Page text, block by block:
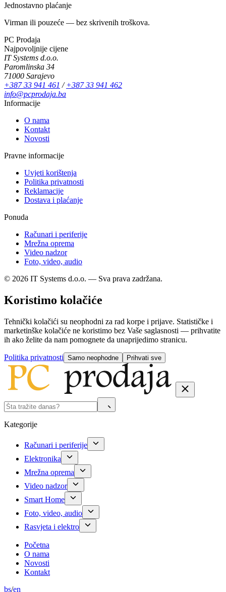
Jednostavno plaćanje
Virman ili pouzeće — bez skrivenih troškova.
PC Prodaja
Najpovoljnije cijene
IT Systems d.o.o.
Paromlinska 34
71000 Sarajevo
+387 33 941 461 /+387 33 941 462
info@pcprodaja.ba
Informacije
O nama
Kontakt
Novosti
Pravne informacije
Uvjeti korištenja
Politika privatnosti
Reklamacije
Dostava i plaćanje
Ponuda
Računari i periferije
Mrežna oprema
Video nadzor
Foto, video, audio
© 2026 IT Systems d.o.o. — Sva prava zadržana.
Koristimo kolačiće
Tehnički kolačići su neophodni za rad korpe i prijave. Statističke i
marketinške kolačiće ne koristimo bez Vaše saglasnosti — prihvatite
ih ako želite da nam pomognete da unaprijedimo stranicu.
Politika privatnosti Samo neophodne Prihvati sve
Kategorije
Računari i periferije
Elektronika
Mrežna oprema
Video nadzor
Smart Home
Foto, video, audio
Rasvjeta i elektro
Početna
O nama
Novosti
Kontakt
bs/en